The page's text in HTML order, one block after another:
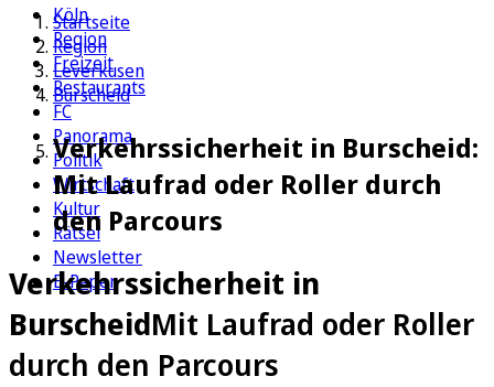
Köln
Region
Freizeit
Restaurants
FC
Panorama
Politik
Wirtschaft
Kultur
Rätsel
Newsletter
E-Paper
Startseite
Region
Leverkusen
Burscheid
Verkehrssicherheit in Burscheid:
Mit Laufrad oder Roller durch
den Parcours
Verkehrssicherheit in
BurscheidMit Laufrad oder Roller
durch den Parcours